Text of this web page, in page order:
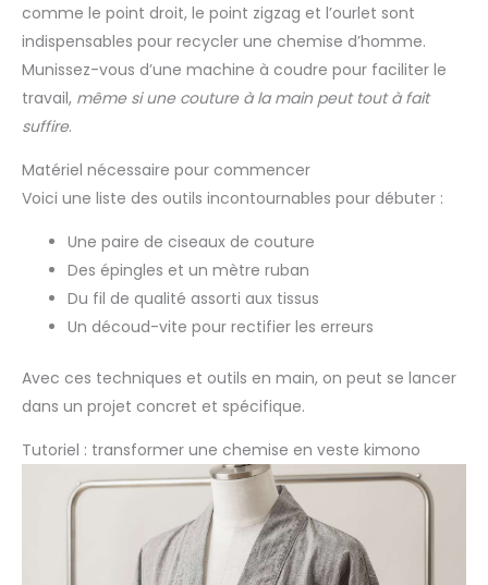
comme le point droit, le point zigzag et l’ourlet sont
indispensables pour recycler une chemise d’homme.
Munissez-vous d’une machine à coudre pour faciliter le
travail, même si une couture à la main peut tout à fait
suffire.
Matériel nécessaire pour commencer
Voici une liste des outils incontournables pour débuter :
Une paire de ciseaux de couture
Des épingles et un mètre ruban
Du fil de qualité assorti aux tissus
Un découd-vite pour rectifier les erreurs
Avec ces techniques et outils en main, on peut se lancer
dans un projet concret et spécifique.
Tutoriel : transformer une chemise en veste kimono